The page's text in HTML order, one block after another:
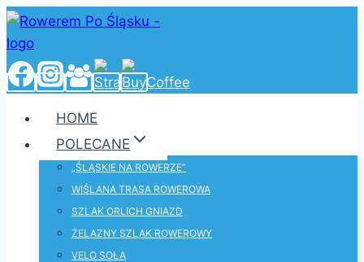
Przejdź
do
treści
HOME
POLECANE
„ŚLĄSKIE NA ROWERZE”
WIŚLANA TRASA ROWEROWA
SZLAK ORLICH GNIAZD
ŻELAZNY SZLAK ROWEROWY
VELO SOŁA